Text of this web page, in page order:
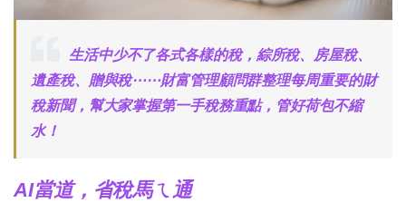
生活中少不了各式各樣的稅，綜所稅、房屋稅、
遺產稅、贈與稅⋯⋯財富管理顧問群整理每周重要的財
稅新聞，幫大家掌握第一手稅務重點，管好荷包不縮
水！
AI當道，省稅馬ㄟ通